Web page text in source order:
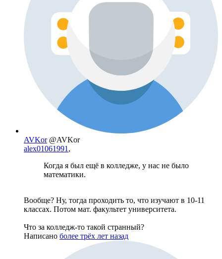
AVKor @AVKor
alex01061991 ,
Когда я был ещё в колледже, у нас не было
математики.
Вообще? Ну, тогда проходить то, что изучают в 10-11
классах. Потом мат. факультет университета.
Что за колледж-то такой странный?
Написано более трёх лет назад